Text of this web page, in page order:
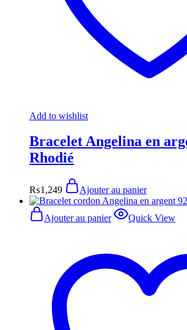
Add to wishlist
Bracelet Angelina en
Rhodié
₨1,249 Ajouter au panier
Ajouter au panier Quick View